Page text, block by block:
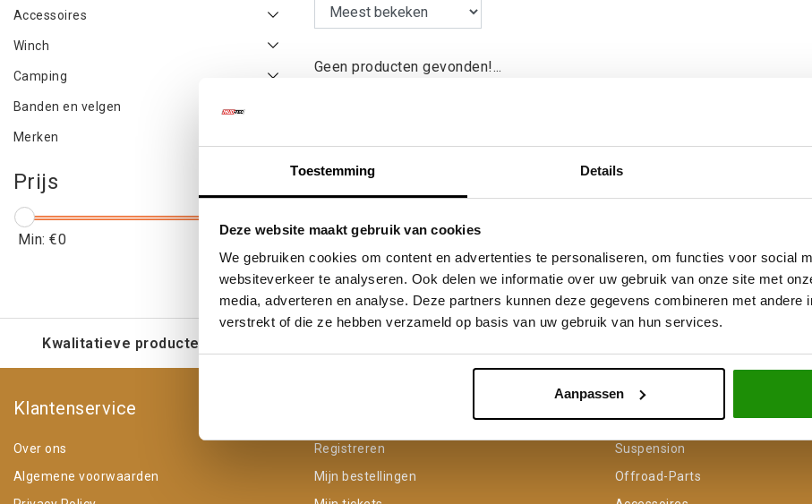
Toestemming Details
Deze website maakt gebruik van cookies
We gebruiken cookies om content en advertenties te personaliseren, om functies voor social
websiteverkeer te analyseren. Ook delen we informatie over uw gebruik van onze site met
media, adverteren en analyse. Deze partners kunnen deze gegevens combineren met andere
verstrekt of die ze hebben verzameld op basis van uw gebruik van hun services.
Aanpassen
Accessoires
Winch
Camping
Banden en velgen
Merken
Prijs
Min: €0 Max: €5
Geen producten gevonden!...
Kwalitatieve producten voor een eerlijke prijs
Klantenservice
Over ons
Algemene voorwaarden
Registreren
Mijn bestellingen
Suspension
Offroad-Parts